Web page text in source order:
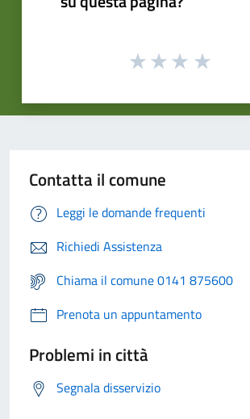
Contatta il comune
Leggi le domande frequenti
Richiedi Assistenza
Chiama il comune 0141 875600
Prenota un appuntamento
Problemi in città
Segnala disservizio